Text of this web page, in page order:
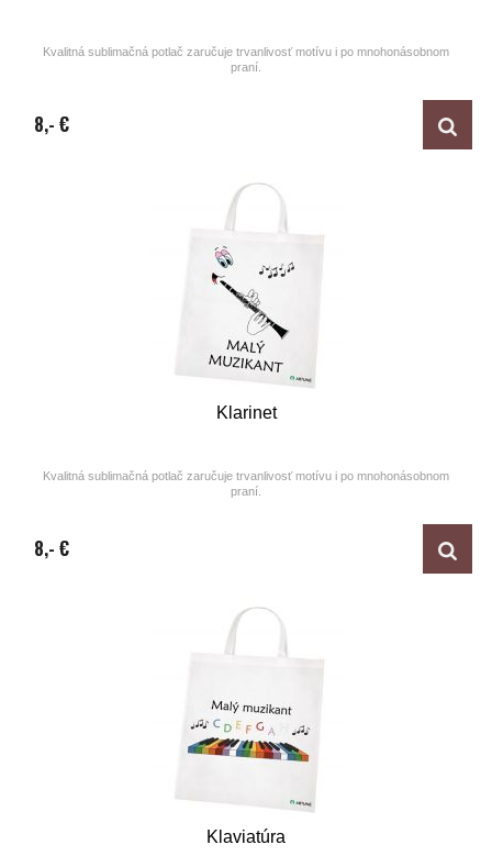
Kvalitná sublimačná potlač zaručuje trvanlivosť motívu i po mnohonásobnom
praní.
8,- €
Klarinet
Kvalitná sublimačná potlač zaručuje trvanlivosť motívu i po mnohonásobnom
praní.
8,- €
Klaviatúra